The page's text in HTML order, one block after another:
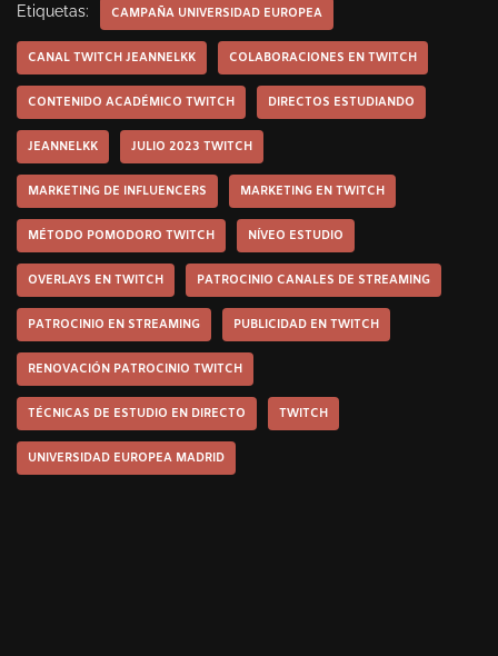
Etiquetas: CAMPAÑA UNIVERSIDAD EUROPEA
CANAL TWITCH JEANNELKK COLABORACIONES EN TWITCH
CONTENIDO ACADÉMICO TWITCH DIRECTOS ESTUDIANDO
JEANNELKK JULIO 2023 TWITCH
MARKETING DE INFLUENCERS MARKETING EN TWITCH
MÉTODO POMODORO TWITCH NÍVEO ESTUDIO
OVERLAYS EN TWITCH PATROCINIO CANALES DE STREAMING
PATROCINIO EN STREAMING PUBLICIDAD EN TWITCH
RENOVACIÓN PATROCINIO TWITCH
TÉCNICAS DE ESTUDIO EN DIRECTO TWITCH
UNIVERSIDAD EUROPEA MADRID